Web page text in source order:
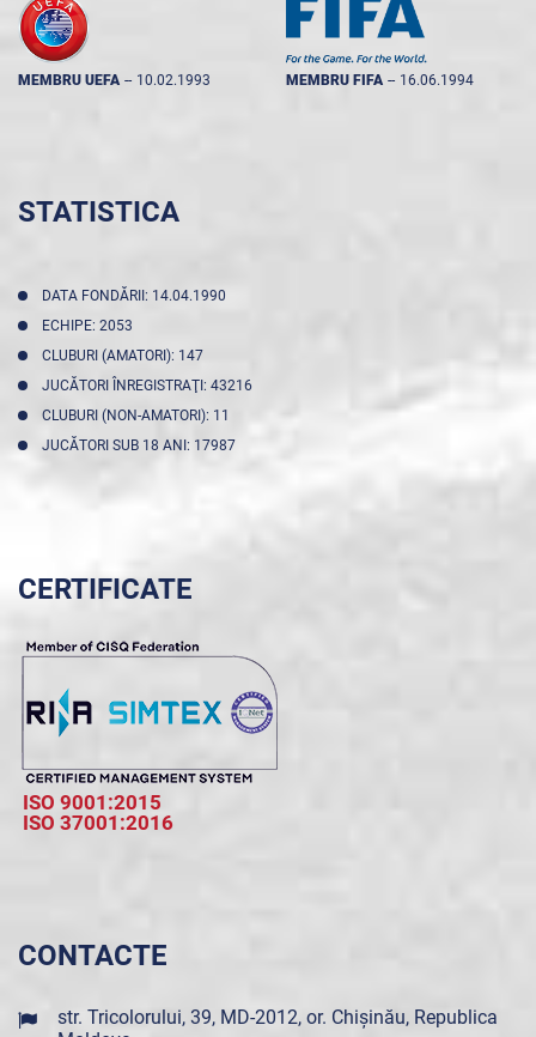
MEMBRU UEFA -- 10.02.1993 MEMBRU FIFA -- 16.06.1994
STATISTICA
DATA FONDĂRII: 14.04.1990
ECHIPE: 2053
CLUBURI (AMATORI): 147
JUCĂTORI ÎNREGISTRAŢI: 43216
CLUBURI (NON-AMATORI): 11
JUCĂTORI SUB 18 ANI: 17987
CERTIFICATE
ISO 9001:2015
ISO 37001:2016
CONTACTE
str. Tricolorului, 39, MD-2012, or. Chișinău, Republica